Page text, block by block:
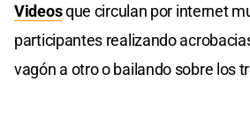
Videosque circulan por internet
participantes realizando
vagón a otro o bailando sobre los